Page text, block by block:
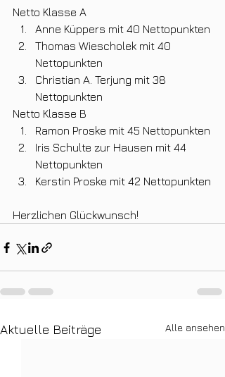
Netto Klasse A
Anne Küppers mit 40 Nettopunkten
Thomas Wiescholek mit 40
Nettopunkten
Christian A. Terjung mit 38
Nettopunkten
Netto Klasse B
Ramon Proske mit 45 Nettopunkten
Iris Schulte zur Hausen mit 44
Nettopunkten
Kerstin Proske mit 42 Nettopunkten
Herzlichen Glückwunsch!
Aktuelle Beiträge Alle ansehen